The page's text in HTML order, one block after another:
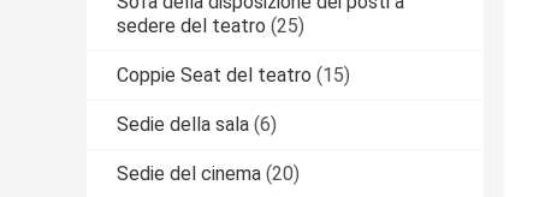
sedere del teatro (25)
Coppie Seat del teatro (15)
Sedie della sala (6)
Sedie del cinema (20)